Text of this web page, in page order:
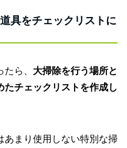
具をチェックリストに
ら、 大掃除を行う場所と
チェックリストを作成し
あまり使用しない特別な掃